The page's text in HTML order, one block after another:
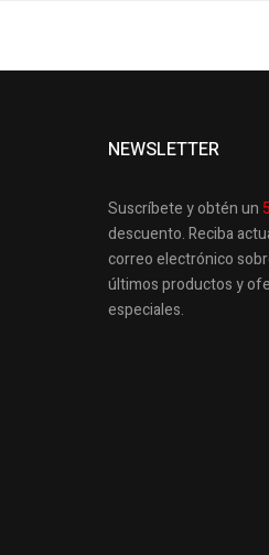
NEWSLETTER
Suscríbete y obtén un
descuento.Reciba
correo electrónico
últimos productosy
especiales.